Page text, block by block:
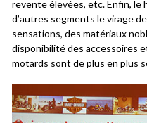
revente élevées, etc. Enfin, le
d’autres segments le virage
sensations, des matériaux
disponibilité des accessoires
motards sont de plus en plus